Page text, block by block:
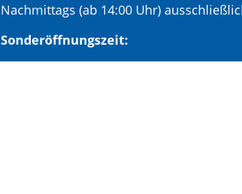
Nachmittags (ab 14:00 Uhr)
Sonderöffnungszeit: